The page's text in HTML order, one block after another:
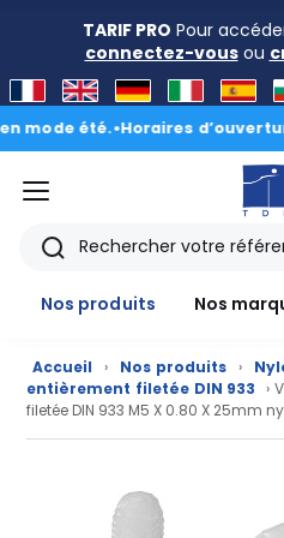
TARIF PRO Pour
connectez-vousou
été.•Horaires d’ouverture :
menu
Rechercher
Nos produits
Nos
Accueil › Nos produits ›
entièrement filetée DIN 933
›
filetée DIN 933 M5 X 0.80 X 25mm